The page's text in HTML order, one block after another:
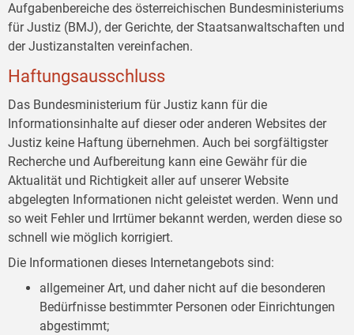
Aufgabenbereiche des österreichischen Bundesministeriums
für Justiz (BMJ), der Gerichte, der Staatsanwaltschaften und
der Justizanstalten vereinfachen.
Haftungsausschluss
Das Bundesministerium für Justiz kann für die
Informationsinhalte auf dieser oder anderen Websites der
Justiz keine Haftung übernehmen. Auch bei sorgfältigster
Recherche und Aufbereitung kann eine Gewähr für die
Aktualität und Richtigkeit aller auf unserer Website
abgelegten Informationen nicht geleistet werden. Wenn und
so weit Fehler und Irrtümer bekannt werden, werden diese so
schnell wie möglich korrigiert.
Die Informationen dieses Internetangebots sind:
allgemeiner Art, und daher nicht auf die besonderen
Bedürfnisse bestimmter Personen oder Einrichtungen
abgestimmt;